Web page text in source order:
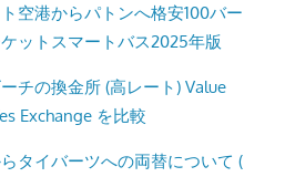
空港からパトンへ格安100バー
ットスマートバス2025年版
チの換金所 (高レート) Value
Exchange を比較
タイバーツへの両替について (